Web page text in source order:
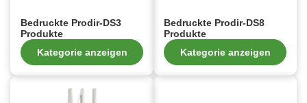
Bedruckte Prodir-DS3
Produkte
Kategorie anzeigen
Bedruckte Prodir-DS8
Produkte
Kategorie anzeigen